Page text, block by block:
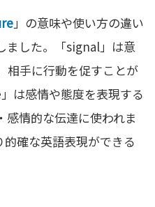
」の意味や使い方の違い
ました。「signal」は意
相手に行動を促すことが
は感情や態度を表現する
感情的な伝達に使われま
確な英語表現ができる